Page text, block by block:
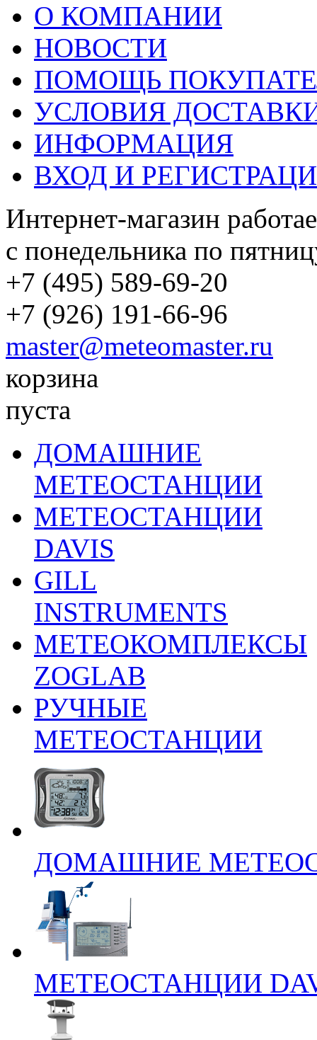
О КОМПАНИИ
НОВОСТИ
ПОМОЩЬ
УСЛОВИЯ
ИНФОРМАЦИЯ
ВХОД И
Интернет-магазин
с понедельника по
+7 (495) 589-69-20
+7 (926) 191-66-96
master@meteomaster.ru
корзина
пуста
ДОМАШНИЕ
МЕТЕОСТАНЦИИ
МЕТЕОСТАНЦИИ
DAVIS
GILL
INSTRUMENTS
МЕТЕОКОМПЛЕКСЫ
ZOGLAB
РУЧНЫЕ
МЕТЕОСТАНЦИИ
ДОМАШНИЕ
МЕТЕОСТАНЦИИ